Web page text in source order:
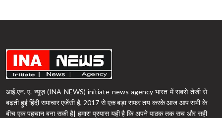
आई.एन. ए. न्यूज़ (INA NEWS) initiate news agency भारत में सबसे तेजी से
बढ़ती हुई हिंदी समाचार एजेंसी है, 2017 से एक बड़ा सफर तय करके आज आप सभी के
बीच एक पहचान बना सकी है| हमारा प्रयास यही है कि अपने पाठक तक सच और सही